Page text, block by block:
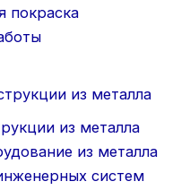
покраска
из металла
из металла
из металла
систем